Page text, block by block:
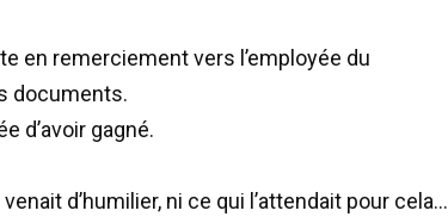
en remerciement vers l’employée du
documents.
d’avoir gagné.
d’humilier, ni ce qui l’attendait pour cela…